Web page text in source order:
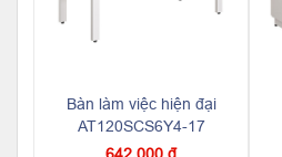
Bàn làm việc hiện đại
AT120SCS6Y4-17
642,000 đ